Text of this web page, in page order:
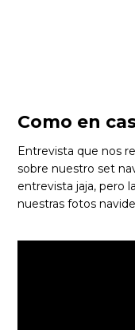
Como en
Entrevista que nos
sobre nuestro set
entrevista jaja, pero
nuestras fotos